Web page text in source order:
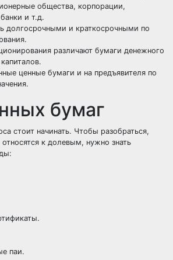
общества, корпорации,
и т.д.
долгосрочными и краткосрочными по
различают бумаги денежного
ценные бумаги и на предъявителя по
бумаг
стоит начинать. Чтобы разобраться,
к долевым, нужно знать
паи.